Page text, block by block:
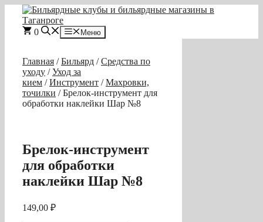
Перейти
содержимому
0 Меню
Главная /Бильярд /Средства по
уходу /Уход за
кием /Инструмент /Махровки,
точилки / Брелок-инструмент для
обработки наклейки Шар №8
Брелок-инструмент
для обработки
наклейки Шар №8
149,00 ₽